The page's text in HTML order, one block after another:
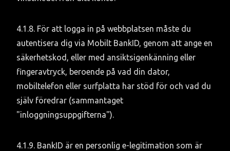
4.1.8. För att logga in på webbplatsen måste du
autentisera dig via Mobilt BankID, genom att ange en
säkerhetskod, eller med ansiktsigenkänning eller
fingeravtryck, beroende på vad din dator,
mobiltelefon eller surfplatta har stöd för och vad du
själv föredrar (sammantaget
"inloggningsuppgifterna").
4.1.9. BankID är en personlig e-legitimation som är